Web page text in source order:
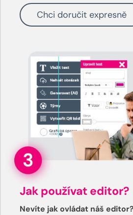
Chci doručit expresně
Jak používat editor?
Nevíte jak ovládat náš editor?